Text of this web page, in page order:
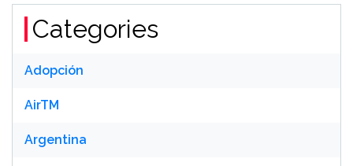
Categories
Adopción
AirTM
Argentina